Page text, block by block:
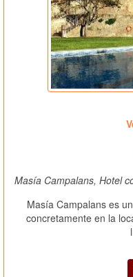
Masía Campalans, Hotel
Masía Campalans es un
concretamente en la